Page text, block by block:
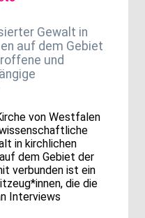
Gewalt in
auf dem Gebiet
und
von Westfalen
in kirchlichen
dem Gebiet der
verbunden ist ein
die die
Interviews